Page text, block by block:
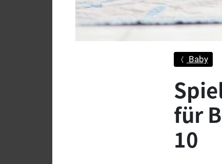
Baby
für
10